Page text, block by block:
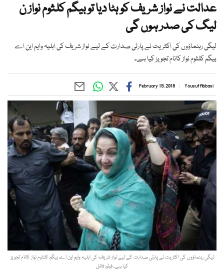
عدالت نے نواز شریف کو ہٹا دیا تو بیگم کلثوم نواز ن
لیگ کی صدر ہوں گی
لیگی رہنماؤوں کی اکثریت نے پارٹی صدارت کے لیے نواز شریف کی اہلیہ وایم این اے
بیگم کلثوم نواز کانام تجویز کیا ہے۔
Yousuf Abbasi
February 19, 2018
لیگی رہنماؤوں کی اکثریت نے پارٹی صدارت کے لیے نواز شریف کی اہلیہ وایم این اے بیگم کلثوم نواز کانام تجویز
کیا ہے۔ فوٹو: فائل